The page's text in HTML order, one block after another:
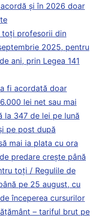
și în 2026 doar
toți profesorii din
2025, pentru
ani, prin Legea 141
fi acordată doar
lei net sau mai
la 347 de lei pe lună
pe post după
mai ia plata cu ora
predare crește până
toți / Regulile de
pe 25 august, cu
începerea cursurilor
– tariful brut pe